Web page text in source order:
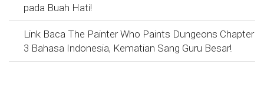
pada Buah Hati!
Link Baca The Painter Who Paints Dungeons Chapter
3 Bahasa Indonesia, Kematian Sang Guru Besar!